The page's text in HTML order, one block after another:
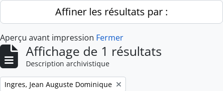
Skip to main contentAffiner les résultats par :
Aperçu avant impression Fermer
Affichage de 1 résultats
Description archivistique
Remove filter:
Ingres, Jean Auguste Dominique